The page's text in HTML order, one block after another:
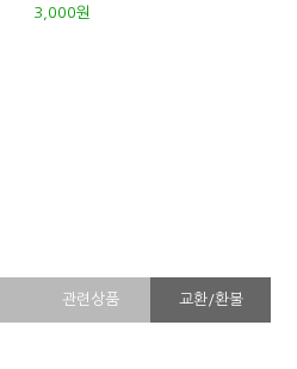
3,000원
관련상품 교환/환불